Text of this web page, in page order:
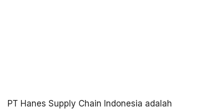
PT Hanes Supply Chain Indonesia adalah